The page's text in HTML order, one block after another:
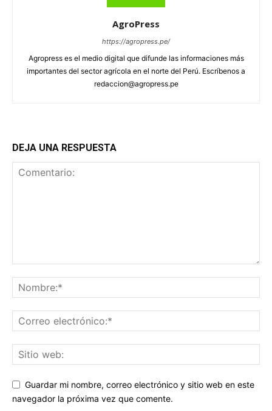
AgroPress
https://agropress.pe/
Agropress es el medio digital que difunde las informaciones más
importantes del sector agrícola en el norte del Perú. Escríbenos a
redaccion@agropress.pe
DEJA UNA RESPUESTA
Guardar mi nombre, correo electrónico y sitio web en este
navegador la próxima vez que comente.